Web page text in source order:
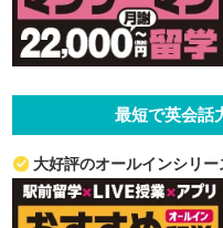
最短で英会話
大好評のオールインシリー